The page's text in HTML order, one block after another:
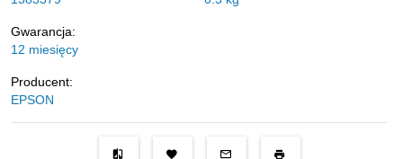
Gwarancja:
12 miesięcy
Producent:
EPSON